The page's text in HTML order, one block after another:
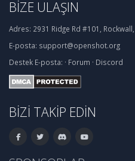
BIZE ULAŞIN
Adres: 2931 Ridge Rd #101,
E-posta: support@openshot.org
Destek E-posta: · Forum · Discord
BIZI TAKIP EDIN